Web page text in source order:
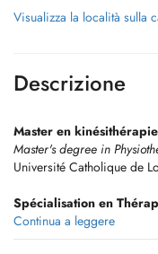
Visualizza la località sulla
Descrizione
Master en
Master's degree in
Université Catholique de
Spécialisation en
Specialization in Manual
International Maitland
Continua a leggere